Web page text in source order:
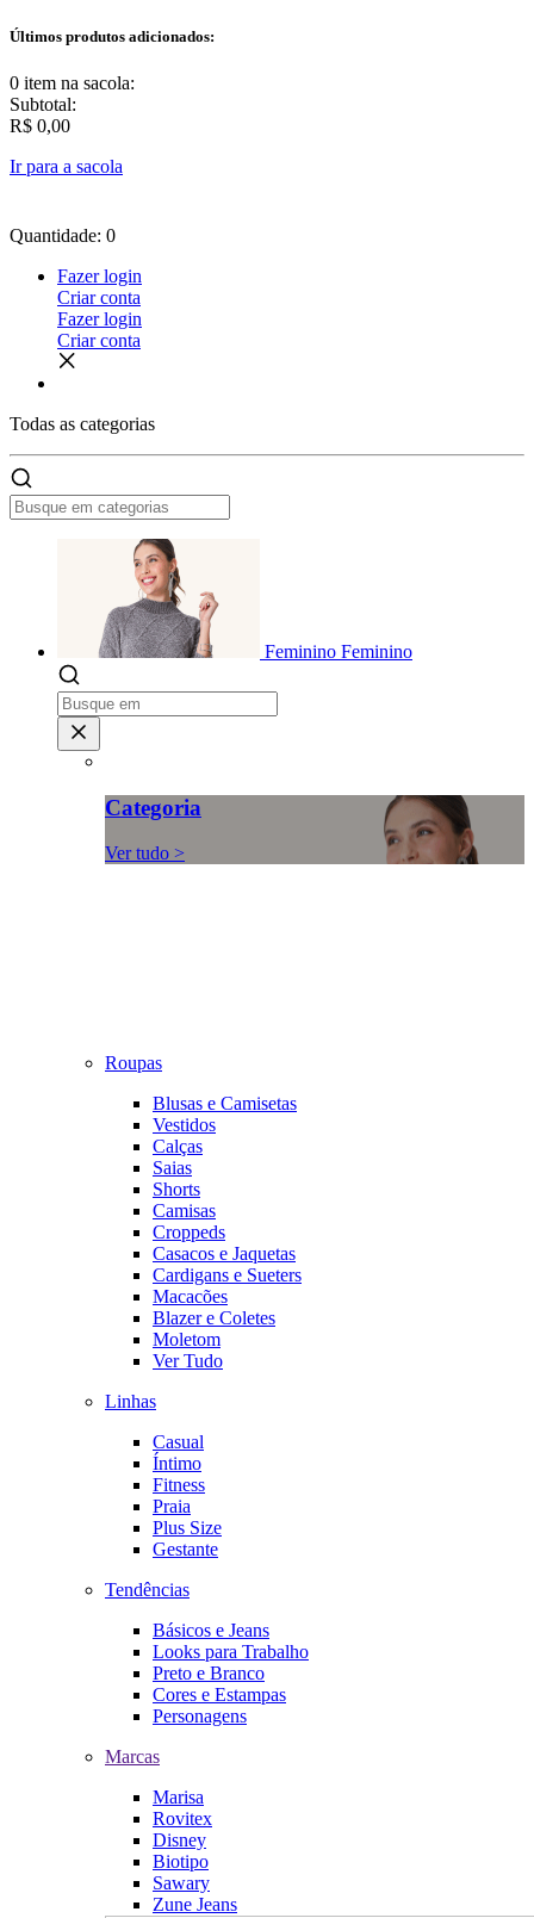
Últimos produtos adicionados:
0 item na sacola:
Subtotal:
R$ 0,00
Ir para a sacola
Quantidade: 0
Fazer login
Criar conta
Fazer login
Criar conta
Todas as categorias
Feminino Feminino
Categoria
Ver tudo >
Roupas
Blusas e Camisetas
Vestidos
Calças
Saias
Shorts
Camisas
Croppeds
Casacos e Jaquetas
Cardigans e Sueters
Macacões
Blazer e Coletes
Moletom
Ver Tudo
Linhas
Casual
Íntimo
Fitness
Praia
Plus Size
Gestante
Tendências
Básicos e Jeans
Looks para Trabalho
Preto e Branco
Cores e Estampas
Personagens
Marcas
Marisa
Rovitex
Disney
Biotipo
Sawary
Zune Jeans